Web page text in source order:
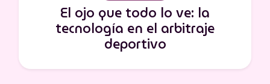
El ojo que todo lo ve: la
tecnología en el arbitraje
deportivo